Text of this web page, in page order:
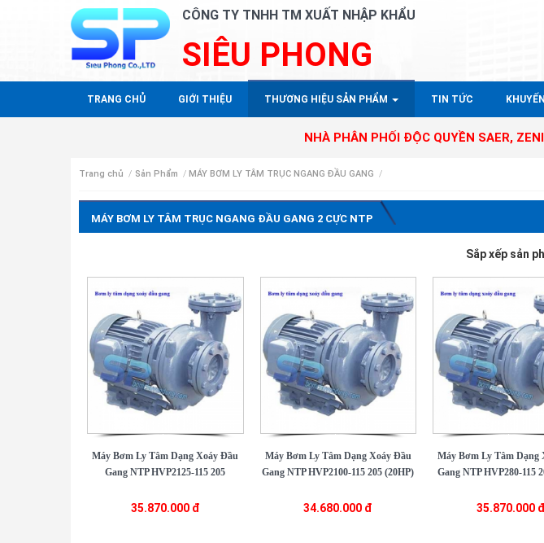
CÔNG TY TNHH TM XUẤT NHẬP KHẨU
SIÊU PHONG
TRANG CHỦ GIỚI THIỆU THƯƠNG HIỆU SẢN PHẨM TIN TỨC
NHÀ PHÂN PHỐI ĐỘC QUYỀN SAER, ZENIT VÀ
Trang chủ / Sản Phẩm / MÁY BƠM LY TÂM TRỤC NGANG ĐẦU GANG /
MÁY BƠM LY TÂM TRỤC NGANG ĐẦU GANG 2 CỰC NTP
Sắp xếp sản
Máy Bơm Ly Tâm Dạng Xoáy Đầu
Gang NTP HVP2125-115 205
35.870.000 đ
Máy Bơm Ly Tâm Dạng Xoáy Đầu
Gang NTP HVP2100-115 205 (20HP)
34.680.000 đ
Máy Bơm Ly Tâm Dạng
Gang NTP HVP280-115
35.870.000 đ